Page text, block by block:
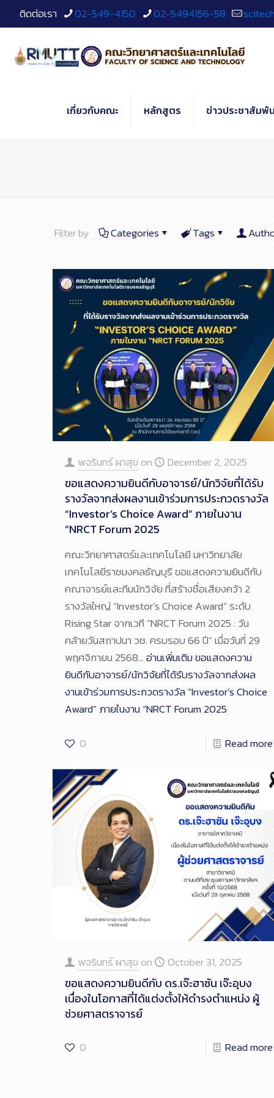
to
Content
ติดต่อเรา 02-549-4150 02-5494156-58
เกี่ยวกับคณะ หลักสูตร ข่าวประชาสัมพั
Filter by Categories Tags
พจรินทร์ ผาสุข on December 2, 2025
ขอแสดงความยินดีกับอาจารย์/นักวิจัยที่ได้รับ
รางวัลจากส่งผลงานเข้าร่วมการประกวดรางวัล
“Investor’s Choice Award” ภายในงาน
“NRCT Forum 2025
คณะวิทยาศาสตร์และเทคโนโลยี มหาวิทยาลัย
เทคโนโลยีราชมงคลธัญบุรี ขอแสดงความยินดีกับ
คณาจารย์และทีมนักวิจัย ที่สร้างชื่อเสียงคว้า 2
รางวัลใหญ่ “Investor’s Choice Award” ระดับ
Rising Star จากเวที “NRCT Forum 2025 : วัน
คล้ายวันสถาปนา วช. ครบรอบ 66 ปี” เมื่อวันที่ 29
พฤศจิกายน 2568…อ่านเพิ่มเติมขอแสดงความ
ยินดีกับอาจารย์/นักวิจัยที่ได้รับรางวัลจากส่งผล
งานเข้าร่วมการประกวดรางวัล “Investor’s Choice
Award” ภายในงาน “NRCT Forum 2025
0 Read more
พจรินทร์ ผาสุข on October 31, 2025
ขอแสดงความยินดีกับ ดร.เจ๊ะฮาซัน เจ๊ะอุบง
เนื่องในโอกาสที่ได้แต่งตั้งให้ดำรงตำแหน่ง ผู้
ช่วยศาสตราจารย์
0 Read more